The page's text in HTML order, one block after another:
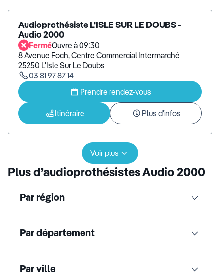
Audioprothésiste L'ISLE SUR LE DOUBS -
Audio 2000
FerméOuvre à 09:30
8 Avenue Foch, Centre Commercial Intermarché
25250 L'Isle Sur Le Doubs
03 81 97 87 14
Prendre rendez-vous
Itinéraire Plus d'infos
Voir plus
Plus d’audioprothésistes Audio 2000
Par région
Par département
Par ville